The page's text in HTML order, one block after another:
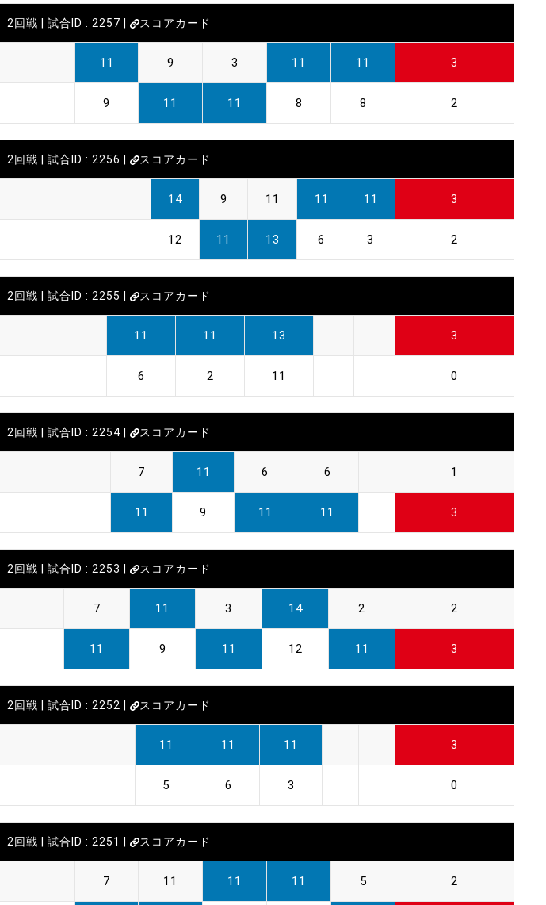
2回戦 | 試合ID : 2257 | スコアカード
11 9 3 11 11 3
9 11 11 8 8 2
2回戦 | 試合ID : 2256 | スコアカード
14 9 11 11 11 3
12 11 13 6 3 2
2回戦 | 試合ID : 2255 | スコアカード
11 11 13 3
6 2 11 0
2回戦 | 試合ID : 2254 | スコアカード
7 11 6 6 1
11 9 11 11 3
2回戦 | 試合ID : 2253 | スコアカード
7 11 3 14 2 2
11 9 11 12 11 3
2回戦 | 試合ID : 2252 | スコアカード
11 11 11 3
5 6 3 0
2回戦 | 試合ID : 2251 | スコアカード
7 11 11 11 5 2